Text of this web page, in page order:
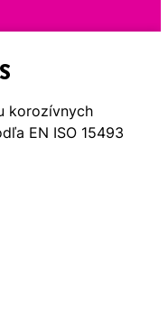
korozívnych
EN ISO 15493